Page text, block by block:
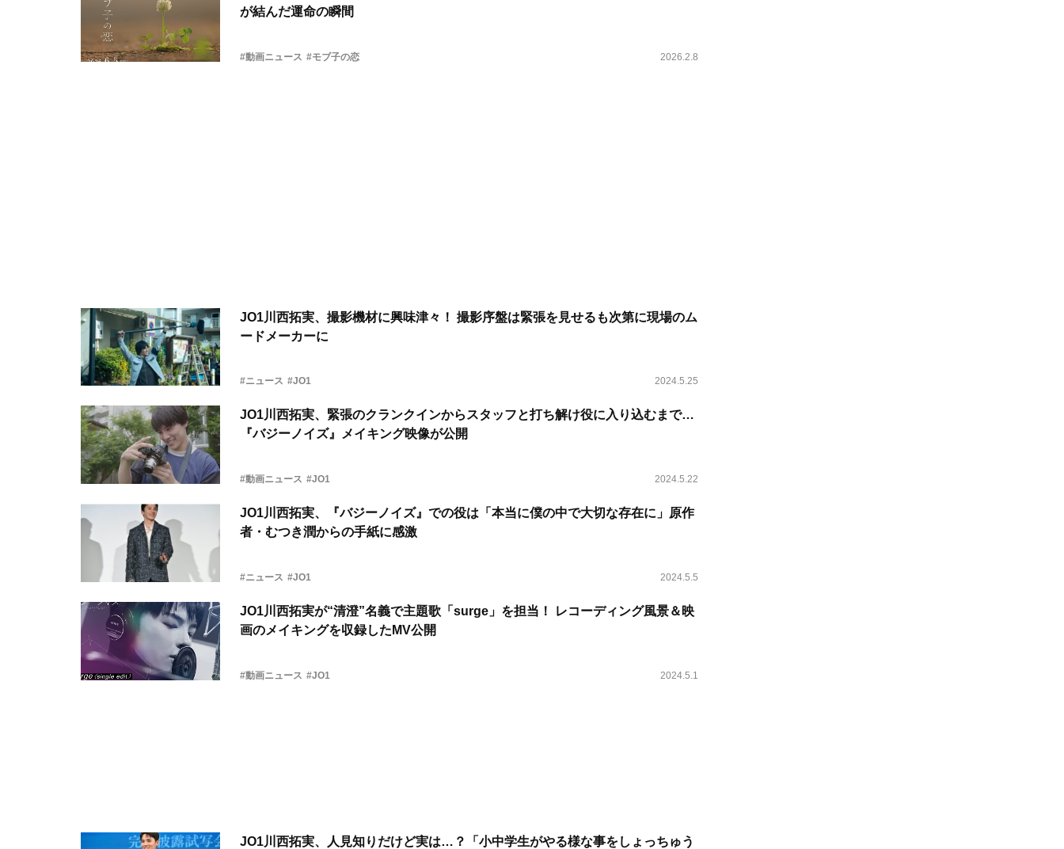
が結んだ運命の瞬間
#動画ニュース #モブ子の恋 2026.2.8
JO1川西拓実、撮影機材に興味津々！ 撮影序盤は緊張を見せるも次第に現場のム
ードメーカーに
#ニュース #JO1 2024.5.25
JO1川西拓実、緊張のクランクインからスタッフと打ち解け役に入り込むまで…
『バジーノイズ』メイキング映像が公開
#動画ニュース #JO1 2024.5.22
JO1川⻄拓実、『バジーノイズ』での役は「本当に僕の中で大切な存在に」原作
者・むつき潤からの手紙に感激
#ニュース #JO1 2024.5.5
JO1川西拓実が“清澄”名義で主題歌「surge」を担当！ レコーディング風景＆映
画のメイキングを収録したMV公開
#動画ニュース #JO1 2024.5.1
JO1川西拓実、人見知りだけど実は…？「小中学生がやる様な事をしょっちゅう